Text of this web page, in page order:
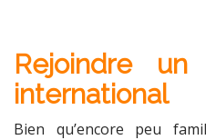
Rejoindre un
international
Bien qu’encore peu